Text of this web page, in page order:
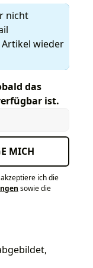
nicht
wieder
das
ist.
MICH
ich die
sowie die